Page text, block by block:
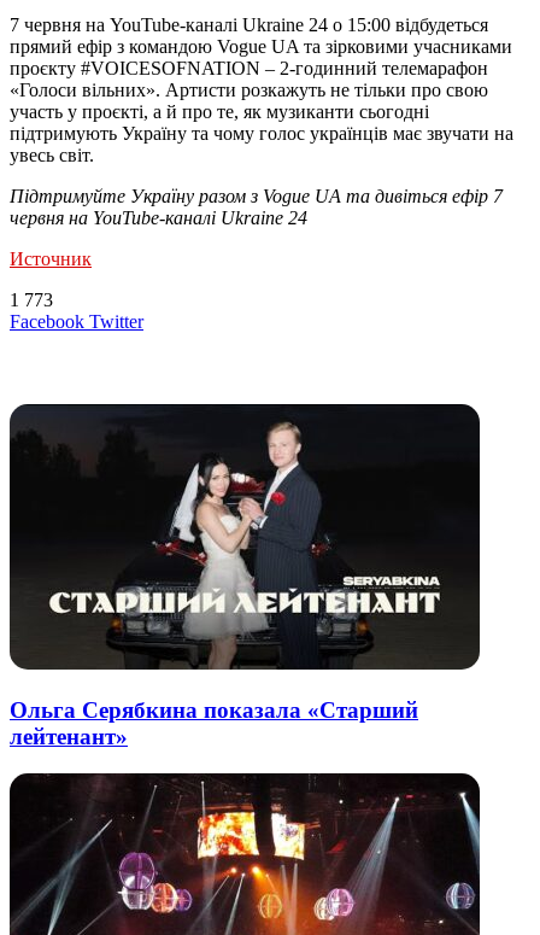
7 червня на YouTube-каналі Ukraine 24 о 15:00 відбудеться
прямий ефір з командою Vogue UA та зірковими учасниками
проєкту #VOICESOFNATION – 2-годинний телемарафон
«Голоси вільних». Артисти розкажуть не тільки про свою
участь у проєкті, а й про те, як музиканти сьогодні
підтримують Україну та чому голос українців має звучати на
увесь світ.
Підтримуйте Україну разом з Vogue UA та дивіться ефір 7
червня на YouTube-каналі Ukraine 24
Источник
1 773
Facebook TwitterLinkedIn
Tumblr
Reddit
Вконтакте
Одноклассники
Skype
Messenger
Messenger
WhatsApp
Telegram
Viber
Line
Поделиться
Печатать
Ольга Серябкина показала «Старший
лейтенант»